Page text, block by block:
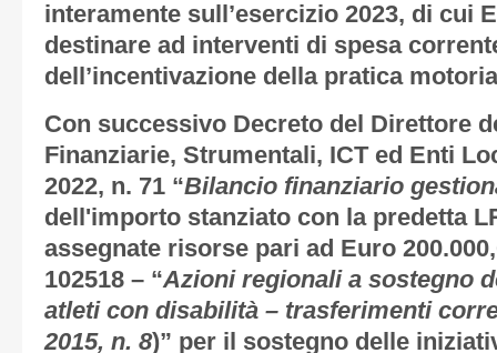
interamente sull’esercizio 2023, di cui
destinare ad interventi di spesa
dell’incentivazione della pratica
Con successivo Decreto del Direttore
Finanziarie, Strumentali, ICT ed Enti
2022, n. 71 “Bilancio finanziario
dell'importo stanziato con la predetta
assegnate risorse pari ad Euro
102518 – “Azioni regionali a sostegno
atleti con disabilità – trasferimenti
2015, n. 8)” per il sostegno delle